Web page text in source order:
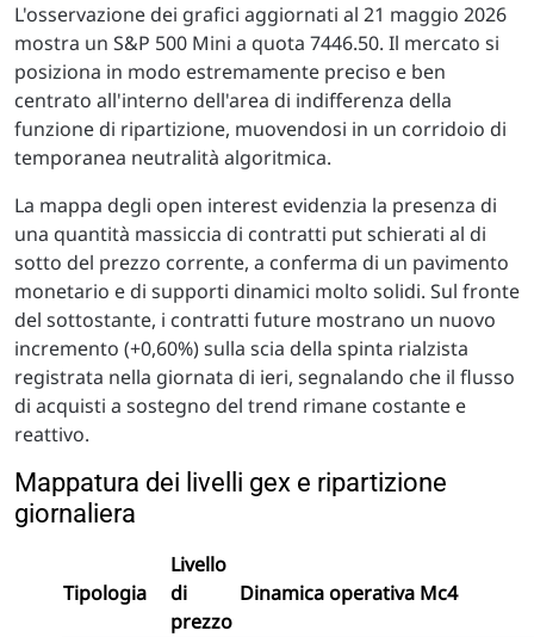
L'osservazione dei grafici aggiornati al 21 maggio 2026
mostra un S&P 500 Mini a quota 7446.50. Il mercato si
posiziona in modo estremamente preciso e ben
centrato all'interno dell'area di indifferenza della
funzione di ripartizione, muovendosi in un corridoio di
temporanea neutralità algoritmica.
La mappa degli open interest evidenzia la presenza di
una quantità massiccia di contratti put schierati al di
sotto del prezzo corrente, a conferma di un pavimento
monetario e di supporti dinamici molto solidi. Sul fronte
del sottostante, i contratti future mostrano un nuovo
incremento (+0,60%) sulla scia della spinta rialzista
registrata nella giornata di ieri, segnalando che il flusso
di acquisti a sostegno del trend rimane costante e
reattivo.
Mappatura dei livelli gex e ripartizione
giornaliera
Tipologia
Livello
di
prezzo
Dinamica operativa Mc4